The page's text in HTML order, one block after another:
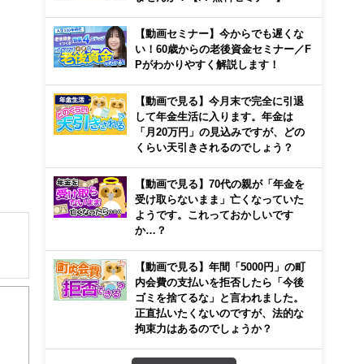
【動画セミナー】今からでも遅くな
い！60歳からの老後資金セミナー／F
Pがわかりやすく解説します！
【動画で見る】今月末で完全に引退
して年金生活に入ります。年金は
「月20万円」の見込みですが、どの
くらい天引きされるのでしょう？
【動画で見る】70代の親が「年金を
受け取らないまま」亡くなっていた
ようです。これっておかしいです
か…？
【動画で見る】年間「5000円」の町
内会費の支払いを拒否したら「今後
ゴミを捨てるな」と言われました。
正直払いたくないのですが、法的な
拘束力はあるのでしょうか？